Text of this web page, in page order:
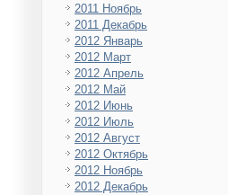
2011 Ноябрь
2011 Декабрь
2012 Январь
2012 Март
2012 Апрель
2012 Май
2012 Июнь
2012 Июль
2012 Август
2012 Октябрь
2012 Ноябрь
2012 Декабрь